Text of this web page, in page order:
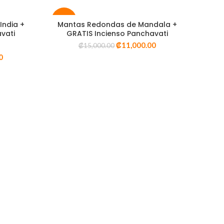
+
SELECT OPTIONS
VISTA RÁPIDA
Mantas Redondas de Mandala +
GRATIS Incienso Panchavati
₡15,000.00 ₡11,000.00
y